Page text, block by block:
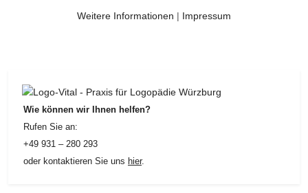
Wie können wir Ihnen helfen?
Rufen Sie an:
+49 931 – 280 293
oder kontaktieren Sie uns hier.
Weitere Informationen | Impressum